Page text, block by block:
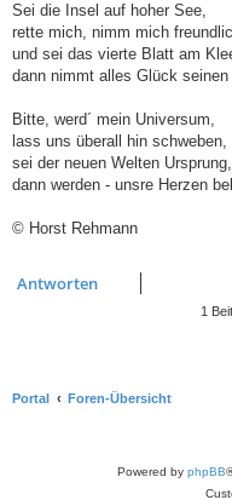
Sei die Insel auf hoher See,
rette mich, nimm mich
und sei das vierte Blatt am
dann nimmt alles Glück seinen
Bitte, werd´ mein Universum,
lass uns überall hin schweben,
sei der neuen Welten Ursprung,
dann werden - unsre Herzen
© Horst Rehmann
Antworten
1
Portal Foren-Übersicht
Powered by phpBB